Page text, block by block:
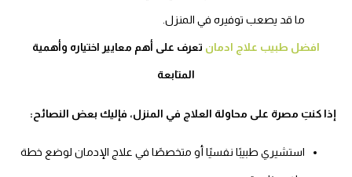
ما قد يصعب توفيره في المنزل.
افضل طبيب علاج ادمان تعرف على أهم معايير اختياره وأهمية
المتابعة
إذا كنتِ مصرة على محاولة العلاج في المنزل، فإليك بعض النصائح:
استشيري طبيبًا نفسيًا أو متخصصًا في علاج الإدمان لوضع خطة